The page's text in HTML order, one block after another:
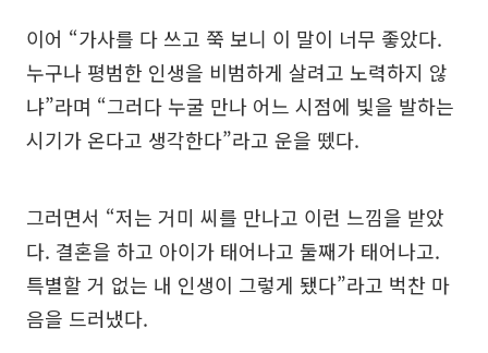
이어 “가사를 다 쓰고 쭉 보니 이 말이 너무 좋았다.
누구나 평범한 인생을 비범하게 살려고 노력하지 않
냐”라며 “그러다 누굴 만나 어느 시점에 빛을 발하는
시기가 온다고 생각한다”라고 운을 뗐다.
그러면서 “저는 거미 씨를 만나고 이런 느낌을 받았
다. 결혼을 하고 아이가 태어나고 둘째가 태어나고.
특별할 거 없는 내 인생이 그렇게 됐다”라고 벅찬 마
음을 드러냈다.